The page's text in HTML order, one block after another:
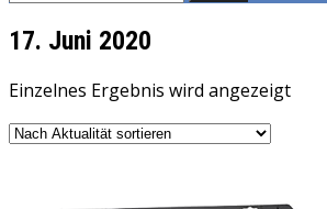
17. Juni 2020
Einzelnes Ergebnis wird angezeigt